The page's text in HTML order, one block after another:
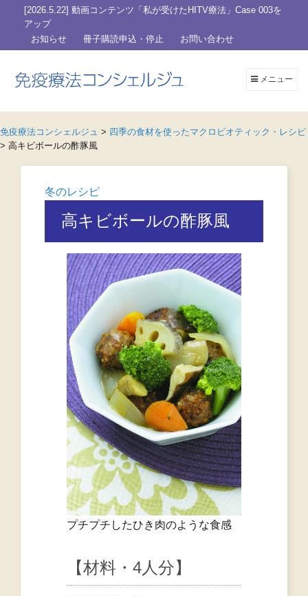
[2026.5.22] 動画コンテンツ「私が受けたHITV療法」Case 003を
アップ
お知らせ
冊子購読申込・停止 お問い合わせ
メニュー
免疫療法コンシェルジュ > 四季の食材を使ったマクロビオティック・レシピ
> 高キビボールの酢豚風
冬のレシピ
高キビボールの酢豚風
プチプチしたひき肉のような食感
【材料・4人分】